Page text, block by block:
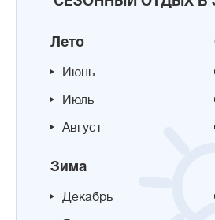
Лето
Июнь
Июль
Август
Зима
Декабрь